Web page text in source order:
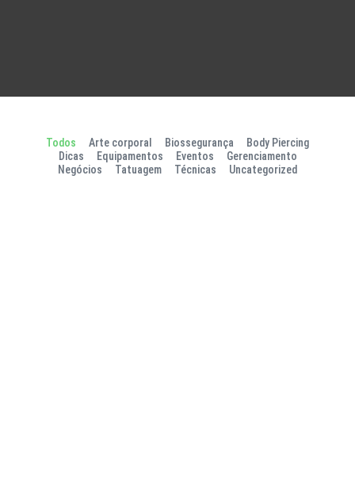
Arte corporal Biossegurança
Body Piercing
Dicas
Equipamentos Eventos
Gerenciamento
Negócios
Tatuagem Técnicas Uncategorized
Todos